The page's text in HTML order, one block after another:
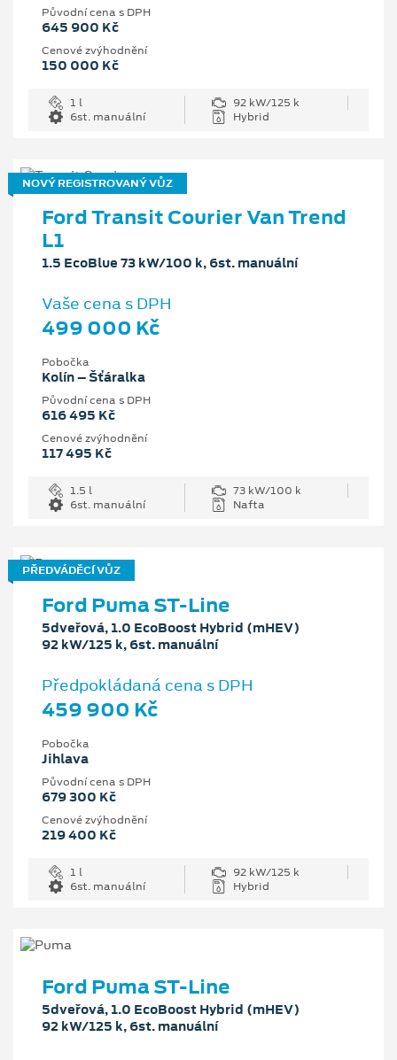
Původní cena s DPH
645 900 Kč
Cenové zvýhodnění
150 000 Kč
1 l
92 kW/125 k
6st. manuální
Hybrid
NOVÝ REGISTROVANÝ VŮZ
Ford Transit Courier Van Trend
L1
1.5 EcoBlue 73 kW/100 k, 6st. manuální
Vaše cena s DPH
499 000 Kč
Pobočka
Kolín – Šťáralka
Původní cena s DPH
616 495 Kč
Cenové zvýhodnění
117 495 Kč
1.5 l
73 kW/100 k
6st. manuální
Nafta
PŘEDVÁDĚCÍ VŮZ
Ford Puma ST-Line
5dveřová, 1.0 EcoBoost Hybrid (mHEV)
92 kW/125 k, 6st. manuální
Předpokládaná cena s DPH
459 900 Kč
Pobočka
Jihlava
Původní cena s DPH
679 300 Kč
Cenové zvýhodnění
219 400 Kč
1 l
92 kW/125 k
6st. manuální
Hybrid
Ford Puma ST-Line
5dveřová, 1.0 EcoBoost Hybrid (mHEV)
92 kW/125 k, 6st. manuální